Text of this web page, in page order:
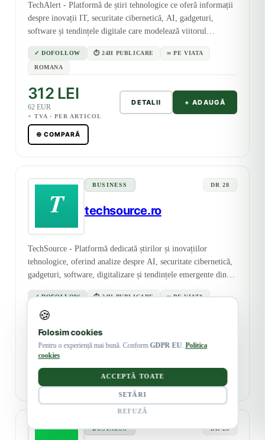
TechAlert - Platformă de știri tehnologice ce oferă informații
despre inovații IT, securitate cibernetică, AI, gadgeturi,
software și tendințele digitale care modelează viitorul
✓ DOFOLLOW ⏱ 24H PUBLICARE ∞ PE VIATA
ROMANA
312 LEI
62 EUR
+ TVA · PER ARTICOL
DETALII + ADAUGĂ
⊕ COMPARĂ
BUSINESS DR 28
techsource.ro
TechSource - Platformă dedicată știrilor și inovațiilor
tehnologice, oferind analize despre AI, securitate cibernetică,
gadgeturi, software, digitalizare și tendințele emergente din
industria IT.
✓ DOFOLLOW ⏱ 24H PUBLICARE ∞ PE VIATA
ROMANA
322 LEI
64 EUR
+ TVA · PER ARTICOL
DETALII + ADAUGĂ
BUSINESS DR 28
🍪
Folosim cookies
Pentru o experiență mai bună. ConformGDPR EU Politica
cookies
ACCEPTĂ TOATE
SETĂRI
REFUZĂ